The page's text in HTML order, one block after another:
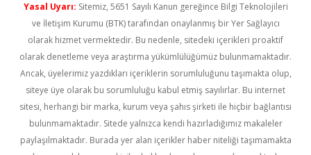
Yasal Uyarı: Sitemiz, 5651 Sayılı Kanun gereğince Bilgi Teknolojileri
ve İletişim Kurumu (BTK) tarafından onaylanmış bir Yer Sağlayıcı
olarak hizmet vermektedir. Bu nedenle, sitedeki içerikleri proaktif
olarak denetleme veya araştırma yükümlülüğümüz bulunmamaktadır.
Ancak, üyelerimiz yazdıkları içeriklerin sorumluluğunu taşımakta olup,
siteye üye olarak bu sorumluluğu kabul etmiş sayılırlar. Bu internet
sitesi, herhangi bir marka, kurum veya şahıs şirketi ile hiçbir bağlantısı
bulunmamaktadır. Sitede yalnızca kendi hazırladığımız makaleler
paylaşılmaktadır. Burada yer alan içerikler haber niteliği taşımamakta